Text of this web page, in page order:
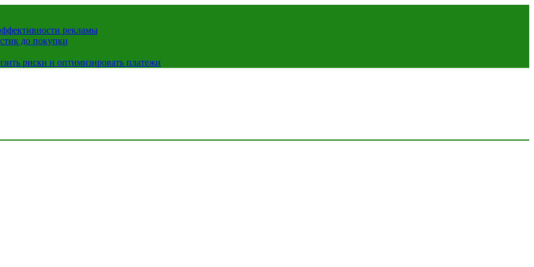
рекламы
до покупки
риски и оптимизировать платежи